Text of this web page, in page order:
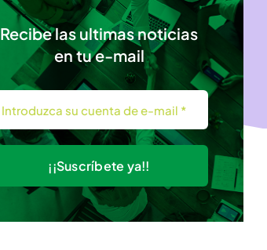
Recibe las ultimas noticias
en tu e-mail
¡¡Suscríbete ya!!